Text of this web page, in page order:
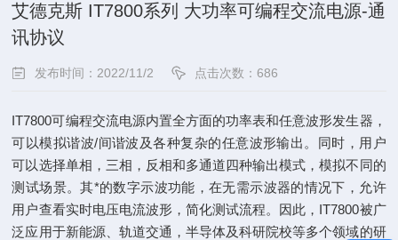
艾德克斯 IT7800系列 大功率可编程交流电源-通
讯协议
发布时间：2022/11/2 点击次数：686
IT7800可编程交流电源内置全方面的功率表和任意波形发生器，
可以模拟谐波/间谐波及各种复杂的任意波形输出。同时，用户
可以选择单相，三相，反相和多通道四种输出模式，模拟不同的
测试场景。其*的数字示波功能，在无需示波器的情况下，允许
用户查看实时电压电流波形，简化测试流程。因此，IT7800被广
泛应用于新能源、轨道交通，半导体及科研院校等多个领域的研